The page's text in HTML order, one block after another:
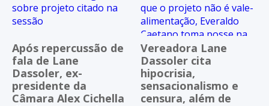
Após repercussão de
fala de Lane
Dassoler, ex-
presidente da
Câmara Alex Cichella
Vereadora Lane
Dassoler cita
hipocrisia,
sensacionalismo e
censura, além de